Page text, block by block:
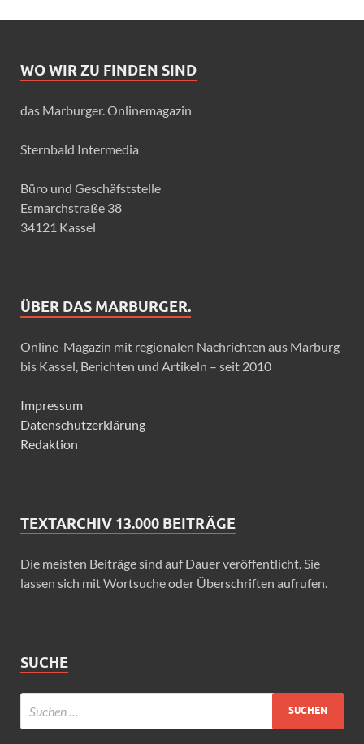
WO WIR ZU FINDEN SIND
das Marburger. Onlinemagazin
Sternbald Intermedia
Büro und Geschäfststelle
Esmarchstraße 38
34121 Kassel
ÜBER DAS MARBURGER.
Online-Magazin mit regionalen Nachrichten aus Marburg
bis Kassel, Berichten und Artikeln – seit 2010
Impressum
Datenschutzerklärung
Redaktion
TEXTARCHIV 13.000 BEITRÄGE
Die meisten Beiträge sind auf Dauer veröffentlicht. Sie
lassen sich mit Wortsuche oder Überschriften aufrufen.
SUCHE